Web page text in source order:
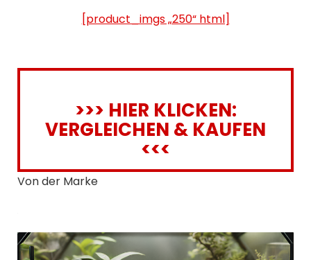
[product_imgs „250“ html]
>>> HIER KLICKEN:
VERGLEICHEN & KAUFEN
<<<
Von der Marke